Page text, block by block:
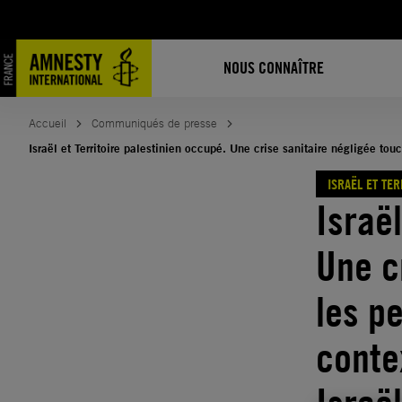
NOUS CONNAÎTRE
contenu
Accueil
Communiqués de presse
Israël et Territoire palestinien occupé. Une crise sanitaire négligée
ISRAËL ET
Une
les